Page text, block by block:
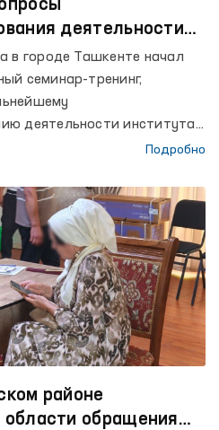
деятельности
в
с требованиями
национальных
учреждений
в городе Ташкенте начал
семинар-тренинг,
деятельности института
Олий Мажлиса по правам
Мероприятие
с Управлением
ООН по правам человека
Подробно
районе
обращения